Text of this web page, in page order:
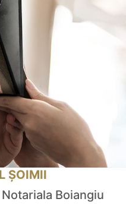
ȘOIMII
Boiangiu